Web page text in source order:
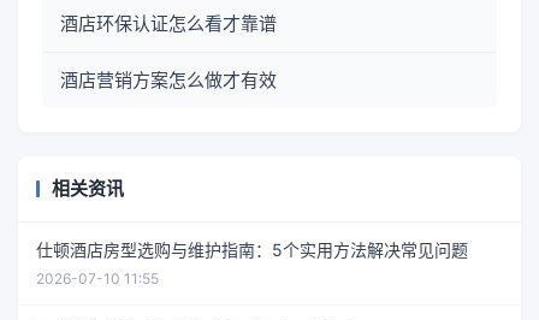
酒店环保认证怎么看才靠谱
酒店营销方案怎么做才有效
相关资讯
仕顿酒店房型选购与维护指南：5个实用方法解决常见问题
2026-07-10 11:55